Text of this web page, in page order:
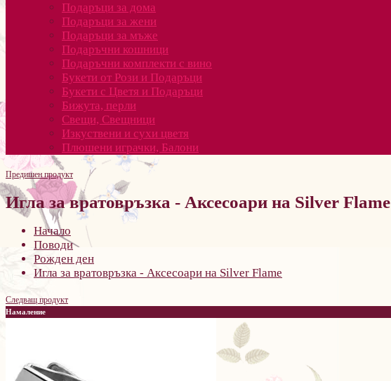
Подаръци за дома
Подаръци за жени
Подаръци за мъже
Подаръчни кошници
Подаръчни комплекти с вино
Букети от Рози и Подаръци
Букети с Цветя и Подаръци
Бижута, перли
Свещи, Свещници
Изкуствени и сухи цветя
Плюшени играчки, Балони
Предишен продукт
Игла за вратовръзка - Аксесоари на Silver Flame
Начало
Поводи
Рожден ден
Игла за вратовръзка - Аксесоари на Silver Flame
Следващ продукт
Намаление